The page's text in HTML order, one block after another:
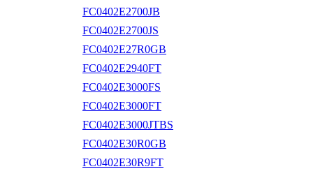
FC0402E2700JB
FC0402E2700JS
FC0402E27R0GB
FC0402E2940FT
FC0402E3000FS
FC0402E3000FT
FC0402E3000JTBS
FC0402E30R0GB
FC0402E30R9FT